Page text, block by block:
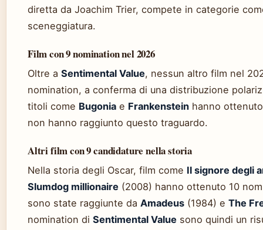
diretta da Joachim Trier, compete in categorie
sceneggiatura.
Film con 9 nomination nel 2026
Oltre a Sentimental Value, nessun altro film nel
nomination, a conferma di una distribuzione
titoli come Bugonia e Frankenstein hanno
non hanno raggiunto questo traguardo.
Altri film con 9 candidature nella storia
Nella storia degli Oscar, film come Il signore degli
Slumdog millionaire (2008) hanno ottenuto 10
sono state raggiunte da Amadeus (1984) e The
nomination di Sentimental Value sono quindi un